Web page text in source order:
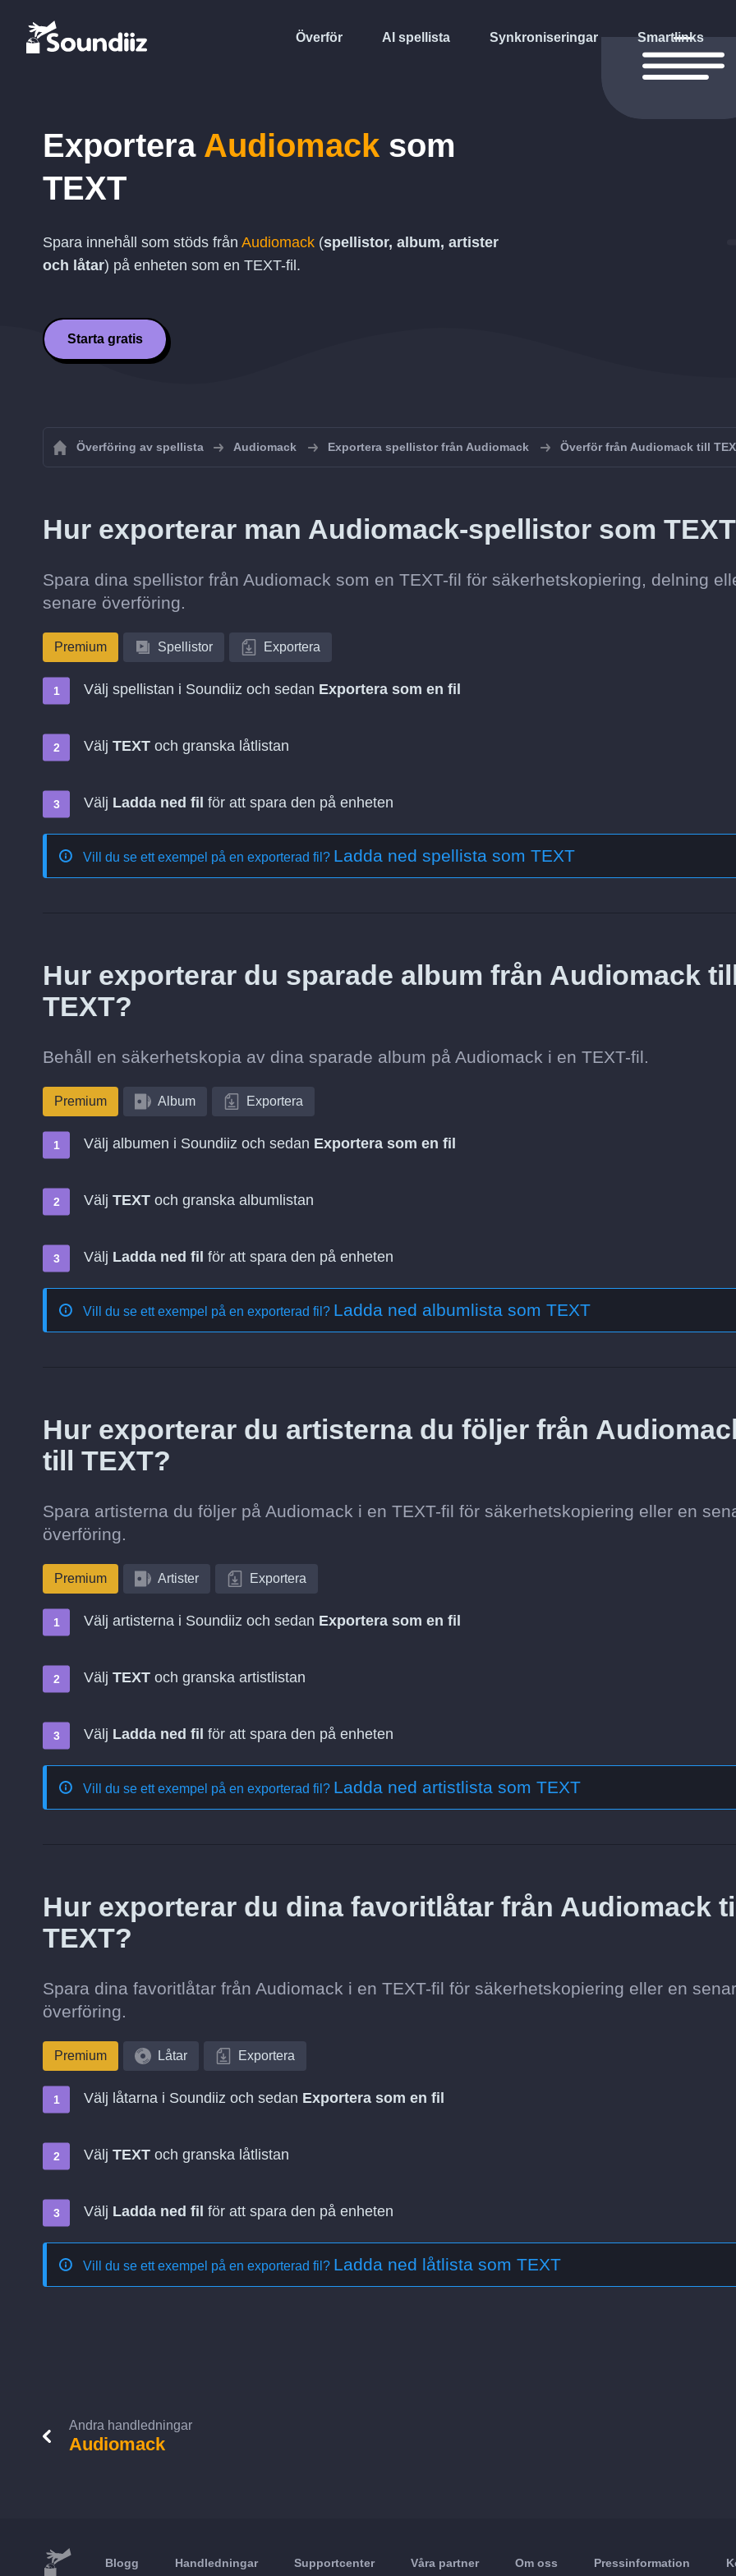
Överför AI spellista Synkroniseringar Smartlinks
Exportera Audiomack som
TEXT
Spara innehåll som stöds från Audiomack (spellistor, album, artister
och låtar) på enheten som en TEXT-fil.
Starta gratis
Överföring av spellista Audiomack Exportera spellistor från Audiomack Överför från Audiomack till
Hur exporterar man Audiomack-spellistor som
Spara dina spellistor från Audiomack som en TEXT-fil för säkerhetskopiering, delning
senare överföring.
Premium Spellistor Exportera
Välj spellistan i Soundiiz och sedan Exportera som en fil
Välj TEXT och granska låtlistan
Välj Ladda ned fil för att spara den på enheten
Vill du se ett exempel på en exporterad fil? Ladda ned spellista som TEXT
Hur exporterar du sparade album från Audiomack
TEXT?
Behåll en säkerhetskopia av dina sparade album på Audiomack i en TEXT-fil.
Premium Album Exportera
Välj albumen i Soundiiz och sedan Exportera som en fil
Välj TEXT och granska albumlistan
Välj Ladda ned fil för att spara den på enheten
Vill du se ett exempel på en exporterad fil? Ladda ned albumlista som TEXT
Hur exporterar du artisterna du följer från
till TEXT?
Spara artisterna du följer på Audiomack i en TEXT-fil för säkerhetskopiering eller en
överföring.
Premium Artister Exportera
Välj artisterna i Soundiiz och sedan Exportera som en fil
Välj TEXT och granska artistlistan
Välj Ladda ned fil för att spara den på enheten
Vill du se ett exempel på en exporterad fil? Ladda ned artistlista som TEXT
Hur exporterar du dina favoritlåtar från Audiomack
TEXT?
Spara dina favoritlåtar från Audiomack i en TEXT-fil för säkerhetskopiering eller en
överföring.
Premium Låtar Exportera
Välj låtarna i Soundiiz och sedan Exportera som en fil
Välj TEXT och granska låtlistan
Välj Ladda ned fil för att spara den på enheten
Vill du se ett exempel på en exporterad fil? Ladda ned låtlista som TEXT
Andra handledningar
Audiomack
Blogg Handledningar Supportcenter Våra partner Om oss Pressinformation